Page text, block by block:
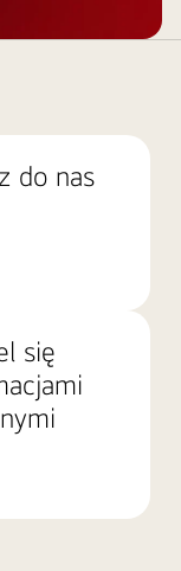
do nas
się